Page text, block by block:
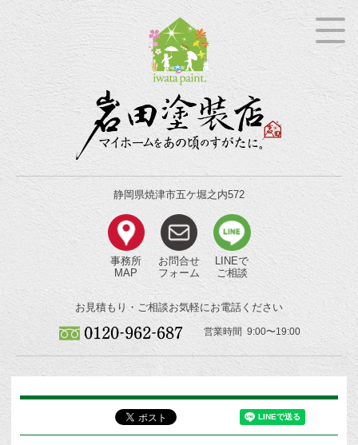
静岡県焼津市五ケ堀之内572
事務所
MAP
お問合せ
フォーム
LINEで
ご相談
お見積もり・ご相談お気軽にお電話ください
営業時間 9:00〜19:00